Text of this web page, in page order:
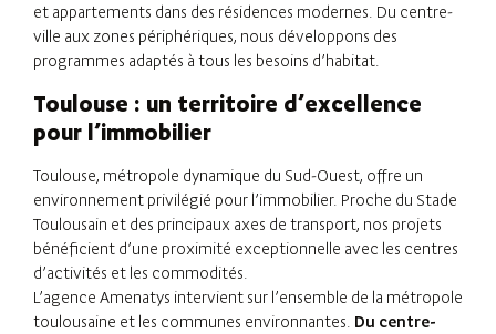
et appartements dans des résidences modernes. Du centre-
ville aux zones périphériques, nous développons des
programmes adaptés à tous les besoins d’habitat.
Toulouse : un territoire d’excellence
pour l’immobilier
Toulouse, métropole dynamique du Sud-Ouest, offre un
environnement privilégié pour l’immobilier. Proche du Stade
Toulousain et des principaux axes de transport, nos projets
bénéficient d’une proximité exceptionnelle avec les centres
d’activités et les commodités.
L’agence Amenatys intervient sur l’ensemble de la métropole
toulousaine et les communes environnantes. Du centre-